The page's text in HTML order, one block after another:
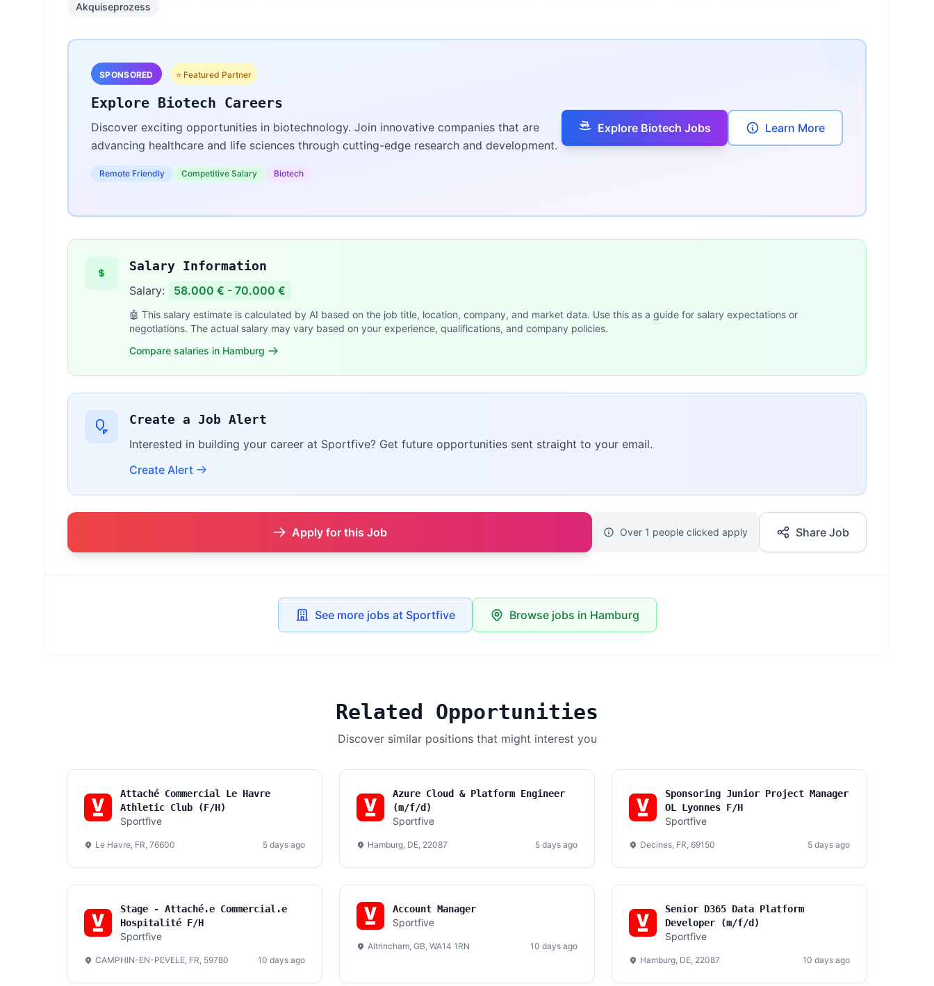
Akquiseprozess
SPONSORED ⭐ Featured Partner
Explore Biotech Careers
Discover exciting opportunities in biotechnology. Join innovative companies that are
advancing healthcare and life sciences through cutting-edge research and development.
Remote Friendly Competitive Salary Biotech
Explore Biotech Jobs Learn More
Salary Information
Salary: 58.000 € - 70.000 €
🤖 This salary estimate is calculated by AI based on the job title, location, company, and market data. Use this as a guide for salary expectations or
negotiations. The actual salary may vary based on your experience, qualifications, and company policies.
Compare salaries in Hamburg
Create a Job Alert
Interested in building your career at Sportfive? Get future opportunities sent straight to your email.
Create Alert
Apply for this Job Over 1 people clicked apply Share Job
See more jobs at Sportfive Browse jobs in Hamburg
Related Opportunities
Discover similar positions that might interest you
Attaché Commercial Le Havre
Athletic Club (F/H)
Sportfive
Le Havre, FR, 76600 5 days ago
Azure Cloud & Platform Engineer
(m/f/d)
Sportfive
Hamburg, DE, 22087 5 days ago
Sponsoring Junior Project Manager
OL Lyonnes F/H
Sportfive
Decines, FR, 69150 5 days ago
Stage - Attaché.e Commercial.e
Hospitalité F/H
Sportfive
CAMPHIN-EN-PEVELE, FR, 59780 10 days ago
Account Manager
Sportfive
Altrincham, GB, WA14 1RN 10 days ago
Senior D365 Data Platform
Developer (m/f/d)
Sportfive
Hamburg, DE, 22087 10 days ago